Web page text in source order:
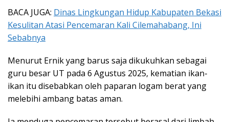
BACA JUGA: Dinas Lingkungan Hidup Kabupaten Bekasi
Kesulitan Atasi Pencemaran Kali Cilemahabang, Ini
Sebabnya
Menurut Ernik yang barus saja dikukuhkan sebagai
guru besar UT pada 6 Agustus 2025, kematian ikan-
ikan itu disebabkan oleh paparan logam berat yang
melebihi ambang batas aman.